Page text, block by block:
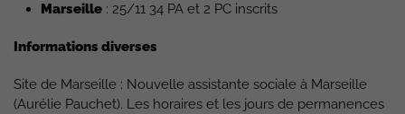
Marseille : 25/11 34 PA et 2 PC inscrits
Informations diverses
Site de Marseille : Nouvelle assistante sociale à Marseille
(Aurélie Pauchet). Les horaires et les jours de permanences